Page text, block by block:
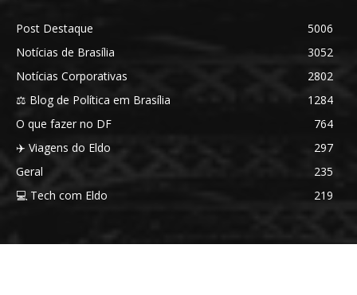
Post Destaque
5006
Notícias de Brasília
3052
Notícias Corporativas
2802
⚖️ Blog de Política em Brasília
1284
O que fazer no DF
764
✈️ Viagens do Eldo
297
Geral
235
💻 Tech com Eldo
219